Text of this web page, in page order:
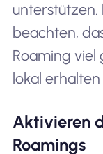
unterstützen.
beachten,
Roaming viel
lokal
Aktivieren
Roamings